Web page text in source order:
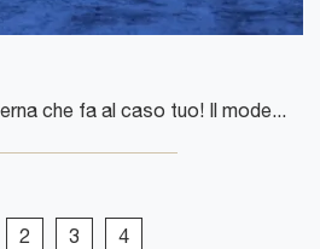
Ecco la lampada moderna che fa al caso tuo! Il modello Buio Spot è una tra le nostre lampade da esterni di Davide Groppi.
2 3 4